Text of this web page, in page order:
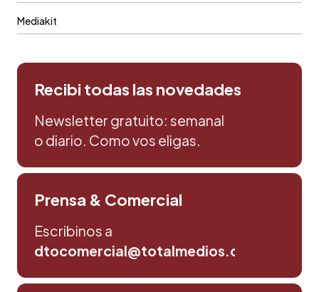
Mediakit
Recibi todas las novedades
Newsletter gratuito: semanal
o diario. Como vos eligas.
Prensa & Comercial
Escribinos a
dtocomercial@totalmedios.com